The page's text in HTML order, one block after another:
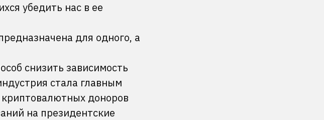
убедить нас в ее
для одного, а
снизить зависимость
стала главным
доноров
на президентские